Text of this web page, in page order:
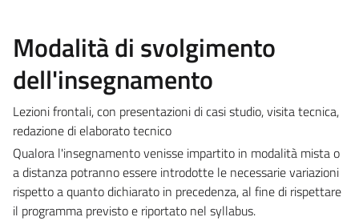
Modalità di svolgimento
dell'insegnamento
Lezioni frontali, con presentazioni di casi studio, visita tecnica,
redazione di elaborato tecnico
Qualora l'insegnamento venisse impartito in modalità mista o
a distanza potranno essere introdotte le necessarie variazioni
rispetto a quanto dichiarato in precedenza, al fine di rispettare
il programma previsto e riportato nel syllabus.